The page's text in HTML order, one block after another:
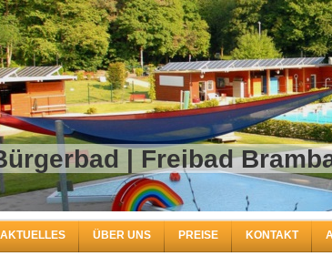
|
AKTUELLES ÜBER UNS PREISE KONTAKT